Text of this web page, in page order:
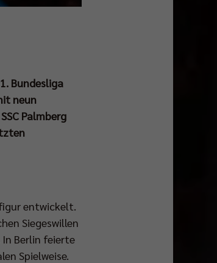
Bundesliga
neun
Palmberg
entwickelt.
Siegeswillen
Berlin feierte
Spielweise.